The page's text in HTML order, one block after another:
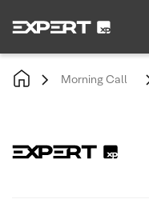
Morning Call